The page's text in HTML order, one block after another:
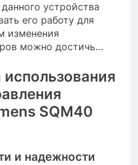
устройства
его работу для
изменения
можно достичь…
SQM40
и надежности